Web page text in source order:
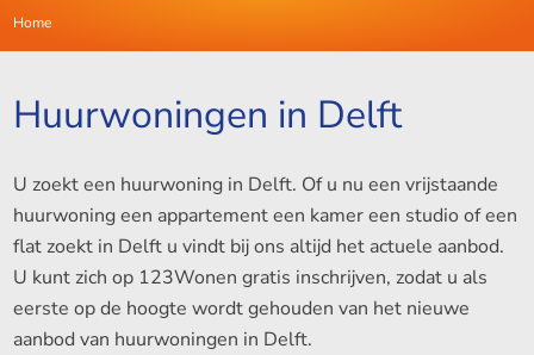
Home
Huurwoningen in Delft
U zoekt een huurwoning in Delft. Of u nu een vrijstaande
huurwoning een appartement een kamer een studio of een
flat zoekt in Delft u vindt bij ons altijd het actuele aanbod.
U kunt zich op 123Wonen gratis inschrijven, zodat u als
eerste op de hoogte wordt gehouden van het nieuwe
aanbod van huurwoningen in Delft.